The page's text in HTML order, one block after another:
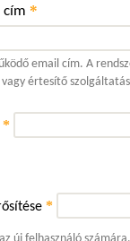
cím *
email cím. A
vagy értesítő
*
*